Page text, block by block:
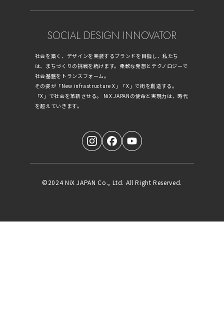
SOCIAL DESIGN INNOVATOR
社会を築く、デザインを実装するブランドを目指し、私たち
は、まちづくりの挑戦を続けます。柔軟な発想とテクノロジーで
社会基盤をトランスフォーム。
その姿が「New infrastructure X」「X」で街を創造する。
「X」で社会を革新させる。 NiX JAPANの使命と実現力は、時代
を超えていきます。
©2024 NiX JAPAN Co., Ltd. All Right Reserved.